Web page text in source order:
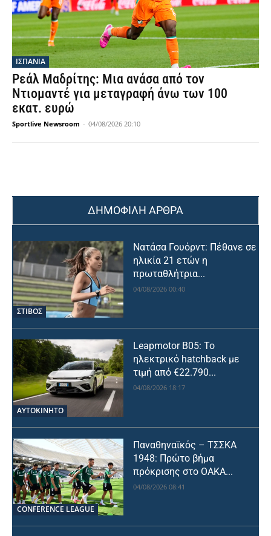
ΙΣΠΑΝΙΑ
Ρεάλ Μαδρίτης: Μια ανάσα από τον
Ντιομαντέ για μεταγραφή άνω των 100
εκατ. ευρώ
Sportlive Newsroom - 04/08/2026 20:10
ΔΗΜΟΦΙΛΗ ΑΡΘΡΑ
ΣΤΙΒΟΣ
Νατάσα Γουόρντ: Πέθανε σε
ηλικία 21 ετών η
πρωταθλήτρια...
04/08/2026 00:40
ΑΥΤΟΚΙΝΗΤΟ
Leapmotor B05: Το
ηλεκτρικό hatchback με
τιμή από €22.790...
04/08/2026 18:17
CONFERENCE LEAGUE
Παναθηναϊκός – ΤΣΣΚΑ
1948: Πρώτο βήμα
πρόκρισης στο ΟΑΚΑ...
04/08/2026 08:41